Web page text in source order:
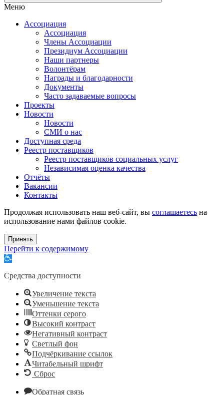
Меню
Ассоциация
Ассоциация
Члены Ассоциации
Президиум Ассоциации
Наши партнеры
Волонтёрам
Награды и благодарности
Документы
Часто задаваемые вопросы
Проекты
Новости
Новости
СМИ о нас
Доступная среда
Реестр поставщиков
Реестр поставщиков социальных услуг
Независимая оценка качества
Отчёты
Вакансии
Контакты
Продолжая использовать наш веб-сайт, вы соглашаетесь на
использование нами файлов cookie.
Принять
Перейти к содержимому
Открыть
инструментов
Средства доступности
Увеличение текста
Уменьшение текста
Оттенки серого
Высокий контраст
Негативный контраст
Светлый фон
Подчёркивание ссылок
Читабельный шрифт
Сброс
Обратная связь